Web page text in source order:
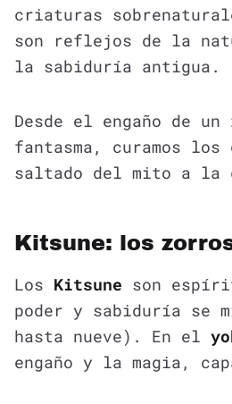
criaturas
son reflejos de la
la sabiduría antigua.
Desde el engaño de
fantasma, curamos los
saltado del mito a la
Kitsune: los
Los Kitsune son
poder y sabiduría se
hasta nueve). En el
engaño y la magia,